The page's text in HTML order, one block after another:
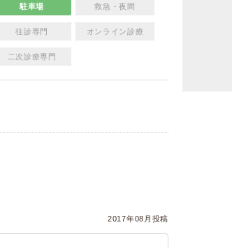
駐車場 救急・夜間
往診専門 オンライン診療
二次診療専門
2017年08月投稿